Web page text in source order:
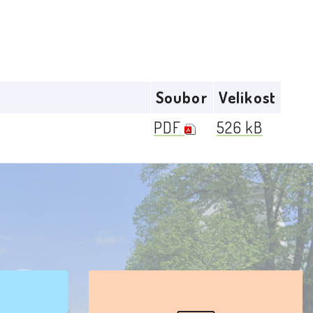
Soubor
Velikost
PDF
526 kB